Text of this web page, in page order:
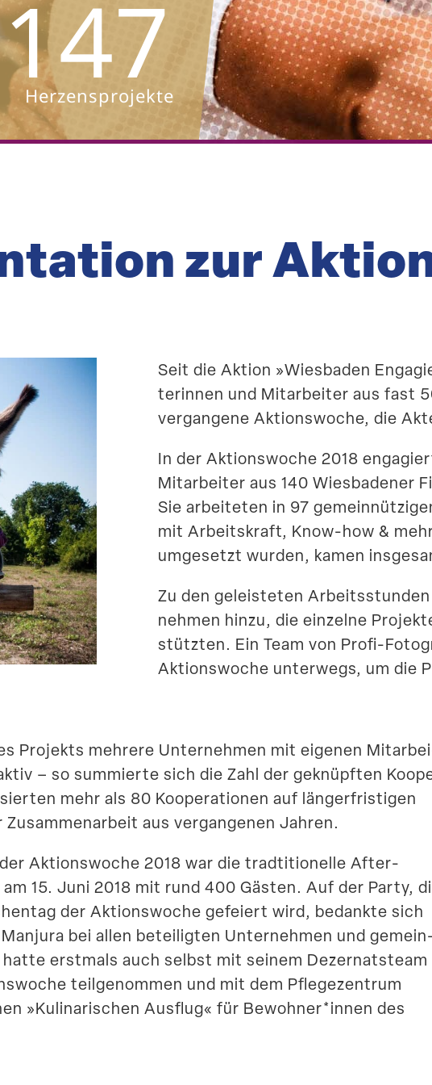
147
Herzensprojekte
zur
Seit die Aktion »Wiesbaden
te­rinnen und Mitar­beiter aus fast
vergangene Aktions­woche, die
In der Aktions­woche 2018
Mitar­beiter aus 140 Wiesba­dener
Sie arbei­teten in 97
mit Arbeits­kraft, Know-how &
umgesetzt wurden, kamen
Zu den geleis­teten
nehmen hinzu, die einzelne
stützten. Ein Team von Profi-
Aktions­woche unterwegs, um die
Projekts mehrere Unter­nehmen mit eigenen
– so summierte sich die Zahl der geknüpften
mehr als 80 Koope­ra­tionen auf länger­fris­tigen
aus vergan­genen Jahren.
Aktions­woche 2018 war die tradti­tio­nelle After-
15. Juni 2018 mit rund 400 Gästen. Auf der Party,
der Aktions­woche gefeiert wird, bedankte sich
bei allen betei­ligten Unter­nehmen und
erstmals auch selbst mit seinem Dezer­natsteam
teilge­nommen und mit dem Pflege­zentrum
»Kulina­ri­schen Ausflug« für Bewohner*innen des